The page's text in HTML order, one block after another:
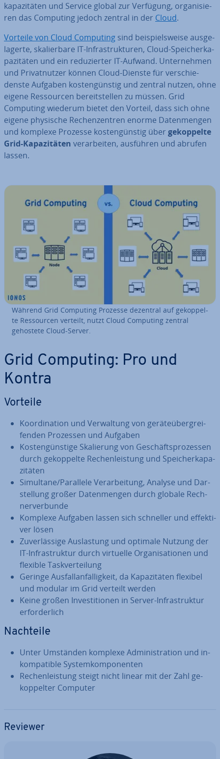
ka­pa­zi­tä­ten und Service global zur Verfügung, or­ga­ni­sie­
ren das Computing jedoch zentral in der Cloud.
Vorteile von Cloud Computing sind bei­spiels­wei­se aus­ge­
la­ger­te, ska­lier­ba­re IT-In­fra­struk­tu­ren, Cloud-Spei­cher­ka­
pa­zi­tä­ten und ein re­du­zier­ter IT-Aufwand. Un­ter­neh­men
und Pri­vat­nut­zer können Cloud-Dienste für ver­schie­
dens­te Aufgaben kos­ten­güns­tig und zentral nutzen, ohne
eigene Res­sour­cen be­reit­stel­len zu müssen. Grid
Computing wiederum bietet den Vorteil, dass sich ohne
eigene physische Re­chen­zen­tren enorme Da­ten­men­gen
und komplexe Prozesse kos­ten­güns­tig über ge­kop­pel­te
Grid-Ka­pa­zi­tä­ten ver­ar­bei­ten, ausführen und abrufen
lassen.
Während Grid Computing Prozesse dezentral auf ge­kop­pel­
te Res­sour­cen verteilt, nutzt Cloud Computing zentral
gehostete Cloud-Server.
Grid Computing: Pro und
Kontra
Vorteile
Ko­or­di­na­ti­on und Ver­wal­tung von ge­rä­te­über­grei­
fen­den Prozessen und Aufgaben
Kos­ten­güns­ti­ge Ska­lie­rung von Ge­schäfts­pro­zes­sen
durch ge­kop­pel­te Re­chen­leis­tung und Spei­cher­ka­pa­
zi­tä­ten
Simultane/Parallele Ver­ar­bei­tung, Analyse und Dar­
stel­lung großer Da­ten­men­gen durch globale Rech­
ner­ver­bun­de
Komplexe Aufgaben lassen sich schneller und ef­fek­ti­
ver lösen
Zu­ver­läs­si­ge Aus­las­tung und optimale Nutzung der
IT-In­fra­struk­tur durch virtuelle Or­ga­ni­sa­tio­nen und
flexible Task­ver­tei­lung
Geringe Aus­fall­an­fäl­lig­keit, da Ka­pa­zi­tä­ten flexibel
und modular im Grid verteilt werden
Keine großen In­ves­ti­tio­nen in Server-In­fra­struk­tur
er­for­der­lich
Nachteile
Unter Umständen komplexe Ad­mi­nis­tra­ti­on und in­
kom­pa­ti­ble Sys­tem­kom­po­nen­ten
Re­chen­leis­tung steigt nicht linear mit der Zahl ge­
kop­pel­ter Computer
Reviewer